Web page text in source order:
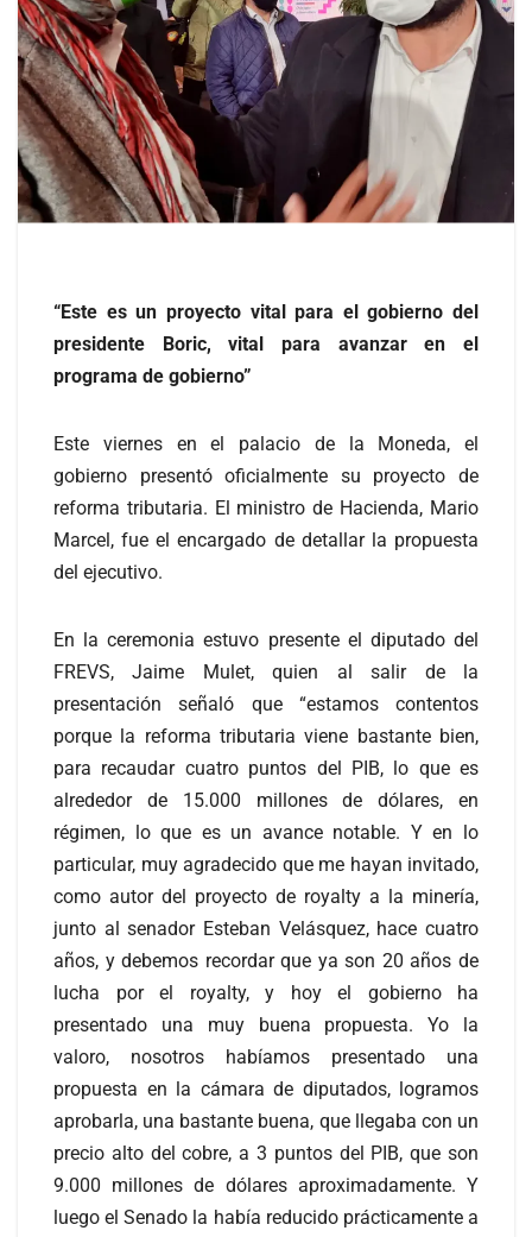
“Este es un proyecto vital para el gobierno del
presidente Boric, vital para avanzar en el
programa de gobierno”
Este viernes en el palacio de la Moneda, el
gobierno presentó oficialmente su proyecto de
reforma tributaria. El ministro de Hacienda, Mario
Marcel, fue el encargado de detallar la propuesta
del ejecutivo.
En la ceremonia estuvo presente el diputado del
FREVS, Jaime Mulet, quien al salir de la
presentación señaló que “estamos contentos
porque la reforma tributaria viene bastante bien,
para recaudar cuatro puntos del PIB, lo que es
alrededor de 15.000 millones de dólares, en
régimen, lo que es un avance notable. Y en lo
particular, muy agradecido que me hayan invitado,
como autor del proyecto de royalty a la minería,
junto al senador Esteban Velásquez, hace cuatro
años, y debemos recordar que ya son 20 años de
lucha por el royalty, y hoy el gobierno ha
presentado una muy buena propuesta. Yo la
valoro, nosotros habíamos presentado una
propuesta en la cámara de diputados, logramos
aprobarla, una bastante buena, que llegaba con un
precio alto del cobre, a 3 puntos del PIB, que son
9.000 millones de dólares aproximadamente. Y
luego el Senado la había reducido prácticamente a